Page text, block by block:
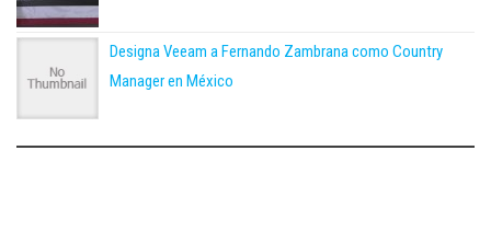
Designa Veeam a Fernando Zambrana como Country
Manager en México